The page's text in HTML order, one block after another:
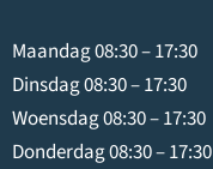
Maandag 08:30 – 17:30
Dinsdag 08:30 – 17:30
Woensdag 08:30 – 17:30
Donderdag 08:30 – 17:30